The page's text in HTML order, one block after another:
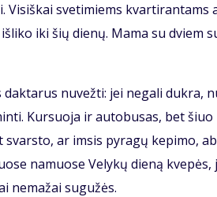
Vi­siš­kai sve­ti­miems
iki šių die­nų. Ma­ma su dviem
dak­ta­rus nu­vež­ti: jei ne­ga­li duk­ra,
Kur­suo­ja ir au­to­bu­sas, bet
svars­to, ar im­sis py­ra­gų ke­pi­mo,
na­muo­se Ve­ly­kų die­ną
ne­ma­žai su­gu­žės.